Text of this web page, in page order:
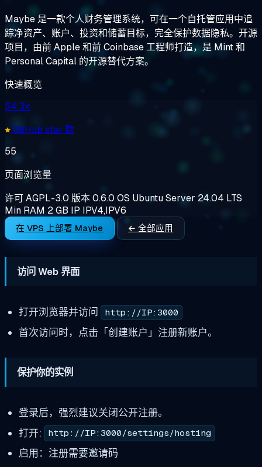
Maybe 是一款个人财务管理系统，可在一个自托管应用中追
踪净资产、账户、投资和储蓄目标，完全保护数据隐私。开源
项目，由前 Apple 和前 Coinbase 工程师打造，是 Mint 和
Personal Capital 的开源替代方案。
快速概览
54.3k
GitHub star 数
55
页面浏览量
许可AGPL-3.0 版本0.6.0 OS Ubuntu Server 24.04 LTS
Min RAM 2 GB IP IPV4,IPV6
在 VPS 上部署 Maybe ← 全部应用
访问 Web 界面
打开浏览器并访问 http://IP:3000
首次访问时，点击「创建账户」注册新账户。
保护你的实例
登录后，强烈建议关闭公开注册。
打开:
http://IP:3000/settings/hosting
启用：注册需要邀请码